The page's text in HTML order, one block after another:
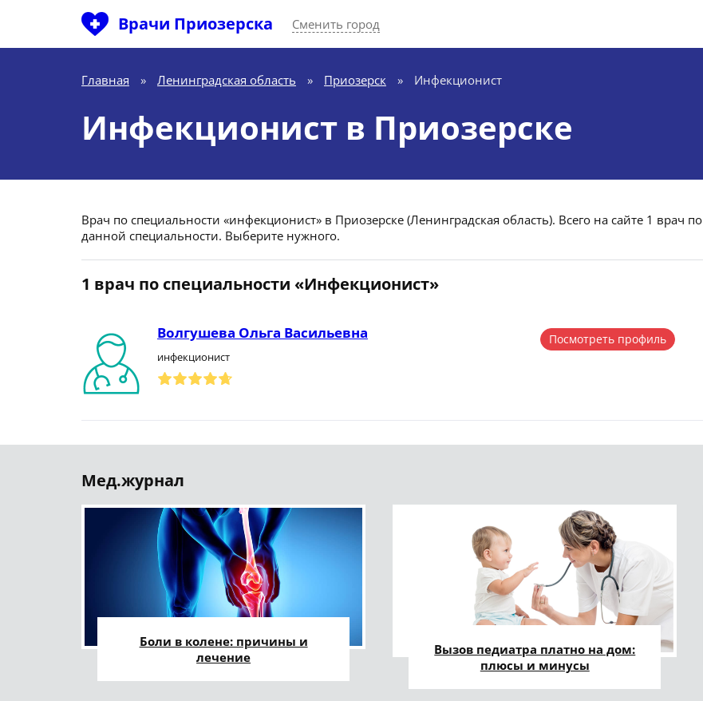
Врачи Приозерска Сменить город
Главная » Ленинградская область » Приозерск » Инфекционист
Инфекционист в Приозерске
Врач по специальности «инфекционист» в Приозерске (Ленинградская область). Всего на сайте 1 врач по
данной специальности. Выберите нужного.
1 врач по специальности «Инфекционист»
Волгушева Ольга Васильевна
инфекционист
Посмотреть профиль
Мед.журнал
Боли в колене: причины и
лечение
Вызов педиатра платно на дом:
плюсы и минусы